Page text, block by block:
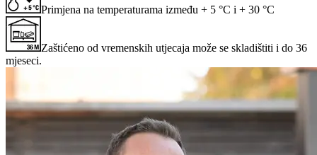
Primjena na temperaturama između + 5 °C i + 30 °C
Zaštićeno od vremenskih utjecaja može se skladištiti i do 36
mjeseci.